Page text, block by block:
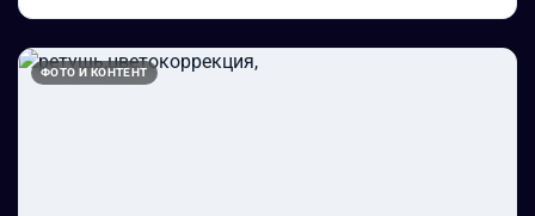
ФОТО И КОНТЕНТ